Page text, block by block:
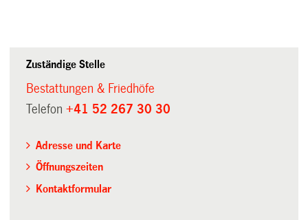
Zuständige Stelle
Bestattungen & Friedhöfe
Telefon+41 52 267 30 30
Adresse und Karte
Öffnungszeiten
Kontaktformular